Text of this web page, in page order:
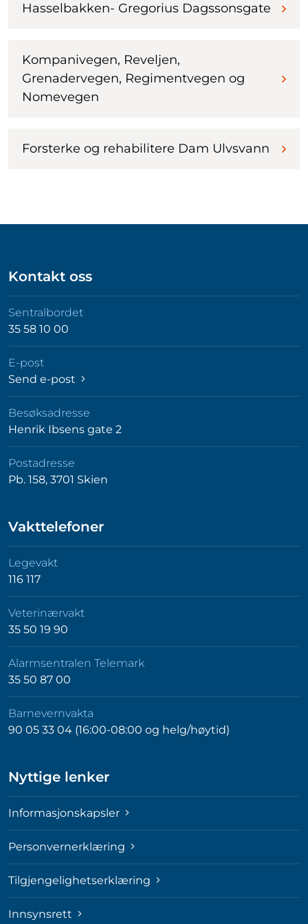
Hasselbakken- Gregorius Dagssonsgate
Kompanivegen, Reveljen,
Grenadervegen, Regimentvegen og
Nomevegen
Forsterke og rehabilitere Dam Ulvsvann
Kontakt oss
Sentralbordet
35 58 10 00
E-post
Send e-post
Besøksadresse
Henrik Ibsens gate 2
Postadresse
Pb. 158, 3701 Skien
Vakttelefoner
Legevakt
116 117
Veterinærvakt
35 50 19 90
Alarmsentralen Telemark
35 50 87 00
Barnevernvakta
90 05 33 04 (16:00-08:00 og helg/høytid)
Nyttige lenker
Informasjonskapsler
Personvernerklæring
Tilgjengelighetserklæring
Innsynsrett